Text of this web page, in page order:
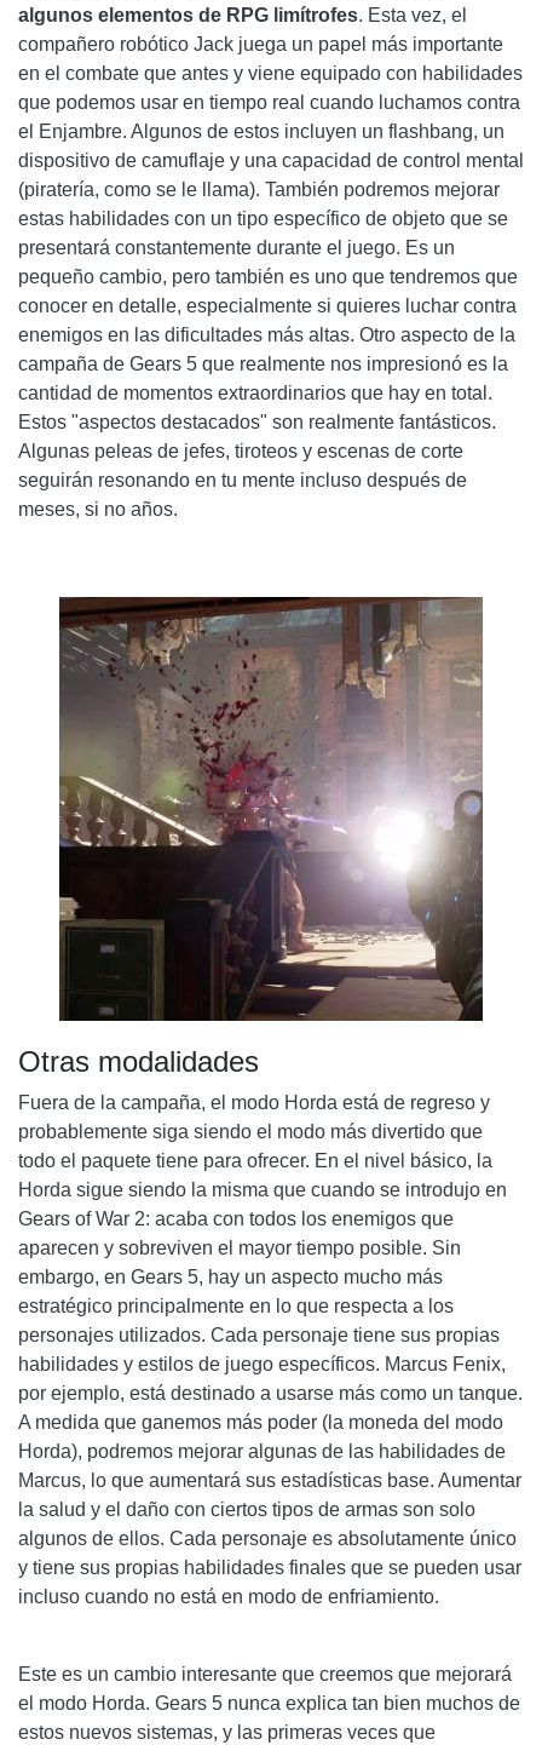
algunos elementos de RPG limítrofes. Esta vez, el
compañero robótico Jack juega un papel más importante
en el combate que antes y viene equipado con habilidades
que podemos usar en tiempo real cuando luchamos contra
el Enjambre. Algunos de estos incluyen un flashbang, un
dispositivo de camuflaje y una capacidad de control mental
(piratería, como se le llama). También podremos mejorar
estas habilidades con un tipo específico de objeto que se
presentará constantemente durante el juego. Es un
pequeño cambio, pero también es uno que tendremos que
conocer en detalle, especialmente si quieres luchar contra
enemigos en las dificultades más altas. Otro aspecto de la
campaña de Gears 5 que realmente nos impresionó es la
cantidad de momentos extraordinarios que hay en total.
Estos "aspectos destacados" son realmente fantásticos.
Algunas peleas de jefes, tiroteos y escenas de corte
seguirán resonando en tu mente incluso después de
meses, si no años.
Otras modalidades
Fuera de la campaña, el modo Horda está de regreso y
probablemente siga siendo el modo más divertido que
todo el paquete tiene para ofrecer. En el nivel básico, la
Horda sigue siendo la misma que cuando se introdujo en
Gears of War 2: acaba con todos los enemigos que
aparecen y sobreviven el mayor tiempo posible. Sin
embargo, en Gears 5, hay un aspecto mucho más
estratégico principalmente en lo que respecta a los
personajes utilizados. Cada personaje tiene sus propias
habilidades y estilos de juego específicos. Marcus Fenix,
por ejemplo, está destinado a usarse más como un tanque.
A medida que ganemos más poder (la moneda del modo
Horda), podremos mejorar algunas de las habilidades de
Marcus, lo que aumentará sus estadísticas base. Aumentar
la salud y el daño con ciertos tipos de armas son solo
algunos de ellos. Cada personaje es absolutamente único
y tiene sus propias habilidades finales que se pueden usar
incluso cuando no está en modo de enfriamiento.
Este es un cambio interesante que creemos que mejorará
el modo Horda. Gears 5 nunca explica tan bien muchos de
estos nuevos sistemas, y las primeras veces que